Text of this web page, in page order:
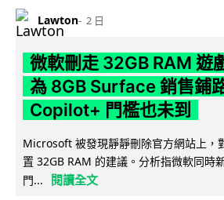
Lawton 2 日
微軟刪走 32GB RAM 遊
為 8GB Surface 銷售鋪
Copilot+ 門檻也未到
Microsoft 被發現靜靜刪除官方網站上，
置 32GB RAM 的建議。分析指微軟同時
門...
閱讀全文